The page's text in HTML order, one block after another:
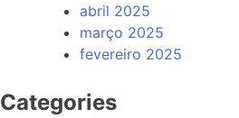
abril 2025
março 2025
fevereiro 2025
Categories